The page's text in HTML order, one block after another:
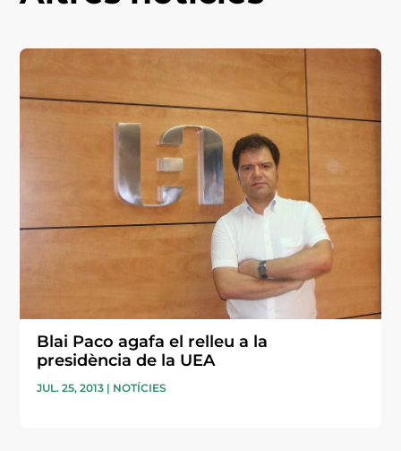
Blai Paco agafa el relleu a la
presidència de la UEA
JUL. 25, 2013 | NOTÍCIES